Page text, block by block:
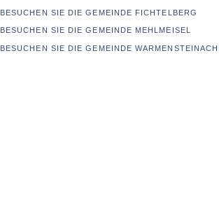
BESUCHEN SIE DIE GEMEINDE FICHTELBERG
BESUCHEN SIE DIE GEMEINDE MEHLMEISEL
BESUCHEN SIE DIE GEMEINDE WARMENSTEINACH